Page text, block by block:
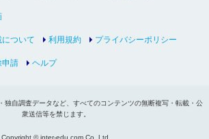
について 利用規約 プライバシーポリシー
申請 ヘルプ
独自調査データなど、すべてのコンテンツの無断複写・転載・公
衆送信等を禁じます。
Copyright © inter-edu.com Co.,Ltd.